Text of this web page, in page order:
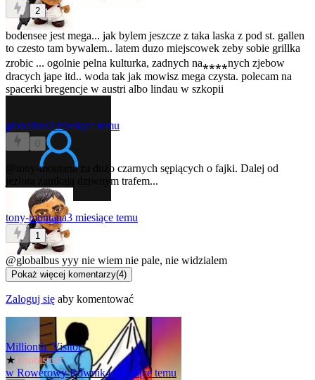
2
bodensee jest mega... jak bylem jeszcze z taka laska z pod st. gallen
to czesto tam bywalem.. latem duzo miejscowek zeby sobie grillka
zrobic ... ogolnie pelna kulturka, zadnych na⁎⁎⁎⁎nych zjebow
dracych jape itd.. woda tak jak mowisz mega czysta. polecam na
spacerki bregencje w austri albo lindau w szkopii
globalbus3 miesiące temu
0
@tony-montanaza dużo czarnych sępiących o fajki. Dalej od
jeziora zanikają dziwnym trafem...
tony-montana3 miesiące temu
1
@globalbus yyy nie wiem nie pale, nie widzialem
Pokaż więcej komentarzy(4)
Zaloguj się aby komentować
Millionth_Visitor
★Osobistość
w Rowerowy Równik4 miesiące temu